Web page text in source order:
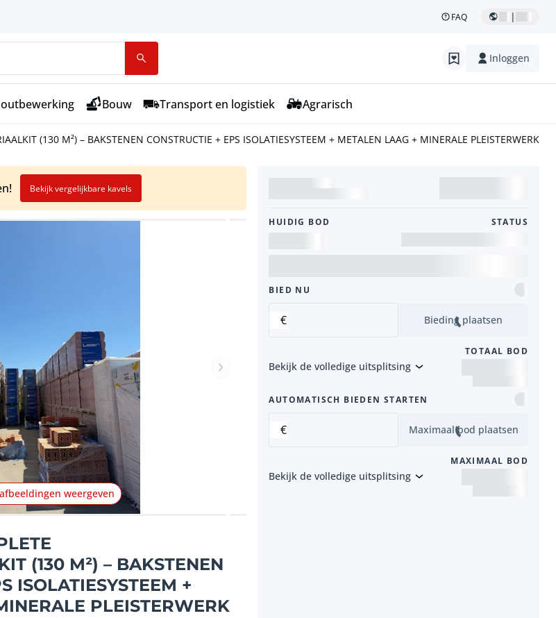
FAQ |
Inloggen
Bouw Transport en logistiek Agrarisch
(130 M²) – BAKSTENEN CONSTRUCTIE + EPS ISOLATIESYSTEEM + METALEN LAAG + MINERALE PLEISTERWERK
Bekijk vergelijkbare kavels
Volgend item
weergeven
(130 M²) – BAKSTENEN
ISOLATIESYSTEEM +
PLEISTERWERK
HUIDIG ​​BOD STATUS
BIED NU
€ Bieding plaatsen
TOTAAL BOD
Bekijk de volledige uitsplitsing
AUTOMATISCH BIEDEN STARTEN
€ Maximaal bod plaatsen
MAXIMAAL BOD
Bekijk de volledige uitsplitsing